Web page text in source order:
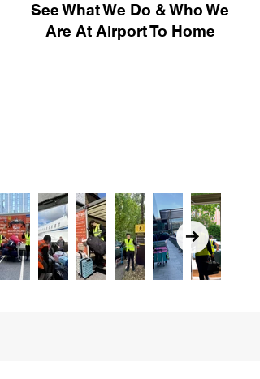
See What We Do & Who We
Are At Airport To Home